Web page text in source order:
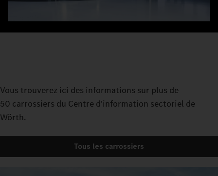
Vous trouverez ici des informations sur plus de
50 carrossiers du Centre d'information sectoriel de
Wörth.
Tous les carrossiers